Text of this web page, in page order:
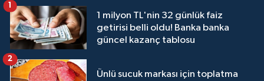
1 milyon TL'nin 32 günlük faiz
getirisi belli oldu! Banka banka
güncel kazanç tablosu
Ünlü sucuk markası için toplatma
2